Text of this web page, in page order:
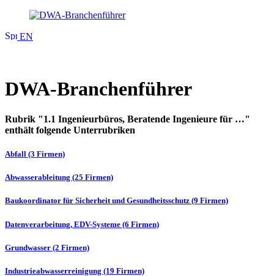
EN
DWA-Branchenführer
Rubrik "1.1 Ingenieurbüros, Beratende Ingenieure für …"
enthält folgende Unterrubriken
Abfall (3 Firmen)
Abwasserableitung (25 Firmen)
Baukoordinator für Sicherheit und Gesundheitsschutz (9 Firmen)
Datenverarbeitung, EDV-Systeme (6 Firmen)
Grundwasser (2 Firmen)
Industrieabwasserreinigung (19 Firmen)